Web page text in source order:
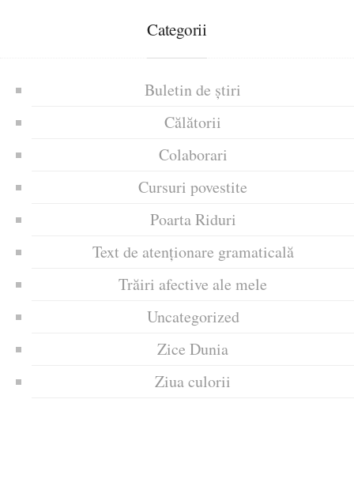
Categorii
Buletin de știri
Călătorii
Colaborari
Cursuri povestite
Poarta Riduri
Text de atenționare gramaticală
Trăiri afective ale mele
Uncategorized
Zice Dunia
Ziua culorii